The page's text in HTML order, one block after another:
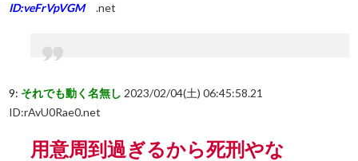
ID:veFrVpVGM .net
9: それでも動く名無し 2023/02/04(土) 06:45:58.21
ID:rAvU0Rae0.net
用意周到過ぎるから死刑やな